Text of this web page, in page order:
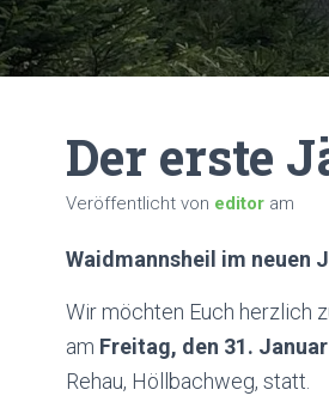
Der erste
Veröffentlicht von editor am
Waidmannsheil im neuen
Wir möchten Euch herzlich
am Freitag, den 31.
Rehau, Höllbachweg, statt.